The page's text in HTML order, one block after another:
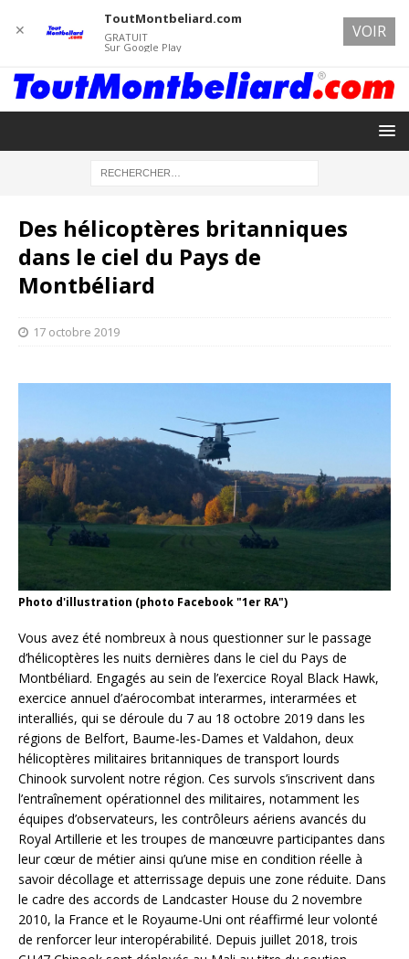
Des hélicoptères britanniques
dans le ciel du Pays de
Montbéliard
17 octobre 2019
Photo d'illustration (photo Facebook "1er RA")
Vous avez été nombreux à nous questionner sur le passage
d’hélicoptères les nuits dernières dans le ciel du Pays de
Montbéliard. Engagés au sein de l’exercice Royal Black Hawk,
exercice annuel d’aérocombat interarmes, interarmées et
interalliés, qui se déroule du 7 au 18 octobre 2019 dans les
régions de Belfort, Baume-les-Dames et Valdahon, deux
hélicoptères militaires britanniques de transport lourds
Chinook survolent notre région. Ces survols s’inscrivent dans
l’entraînement opérationnel des militaires, notamment les
équipes d’observateurs, les contrôleurs aériens avancés du
Royal Artillerie et les troupes de manœuvre participantes dans
leur cœur de métier ainsi qu’une mise en condition réelle à
savoir décollage et atterrissage depuis une zone réduite. Dans
le cadre des accords de Landcaster House du 2 novembre
2010, la France et le Royaume-Uni ont réaffirmé leur volonté
de renforcer leur interopérabilité. Depuis juillet 2018, trois
✕
ToutMontbeliard.com
GRATUIT
Sur Google Play
VOIR